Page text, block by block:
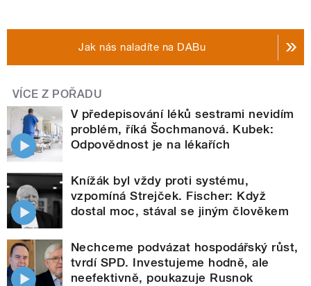
Jak nás naladíte na DABu
VÍCE Z POŘADU
V předepisování léků sestrami nevidím
problém, říká Šochmanová. Kubek:
Odpovědnost je na lékařích
Knížák byl vždy proti systému,
vzpomíná Strejček. Fischer: Když
dostal moc, stával se jiným člověkem
Nechceme podvázat hospodářský růst,
tvrdí SPD. Investujeme hodně, ale
neefektivně, poukazuje Rusnok